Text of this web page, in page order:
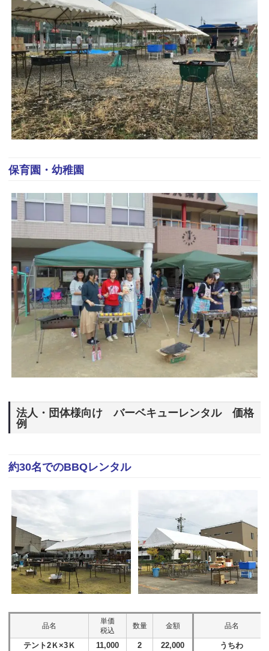
保育園・幼稚園
法人・団体様向け バーベキューレンタル 価格
例
約30名でのBBQレンタル
品名
単価
税込
数量 金額 品名
テント2Ｋ×3Ｋ 11,000 2 22,000
うちわ